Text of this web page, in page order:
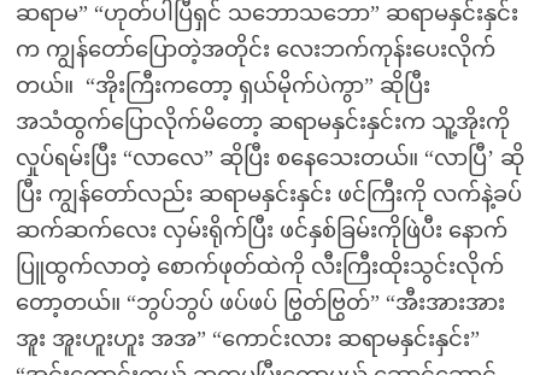
ဆရာမ” “‌ဟုတ်ပါပြီရှင် သဘောသဘော” ဆရာမနှင်းနှင်း
က ကျွန်တော်ပြောတဲ့အတိုင်း လေးဘက်ကုန်းပေးလိုက်
တယ်။ ‌ “အိုးကြီးကတော့ ရှယ်မိုက်ပဲကွာ” ဆိုပြီး
အသံထွက်ပြောလိုက်မိတော့ ဆရာမနှင်းနှင်းက သူ့အိုးကို
လှုပ်ရမ်းပြီး “လာလေ” ဆိုပြီး စနေသေးတယ်။ “‌လာပြီ’ ဆို
ပြီး ကျွန်တော်လည်း ဆရာမနှင်းနှင်း ဖင်ကြီးကို လက်နဲ့ခပ်
ဆက်ဆက်လေး လှမ်းရိုက်ပြီး ဖင်နှစ်ခြမ်းကိုဖြဲပီး နောက်
ပြူထွက်လာတဲ့ စောက်ဖုတ်ထဲကို လီးကြီးထိုးသွင်းလိုက်
တော့တယ်။ “ဘွပ်ဘွပ် ဖပ်ဖပ် ဗြွတ်ဗြွတ်” “အီးအားအား
အူး အူးဟူးဟူး အအ” “‌ကောင်းလား ဆရာမနှင်းနှင်း”